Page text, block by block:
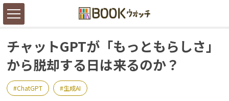
チャットGPTが「もっともらしさ」
から脱却する日は来るのか？
ChatGPT 生成AI